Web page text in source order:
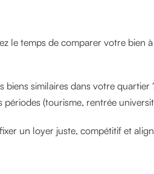
le temps de comparer votre bien
biens similaires dans votre quartier
(tourisme, rentrée
un loyer juste, compétitif et